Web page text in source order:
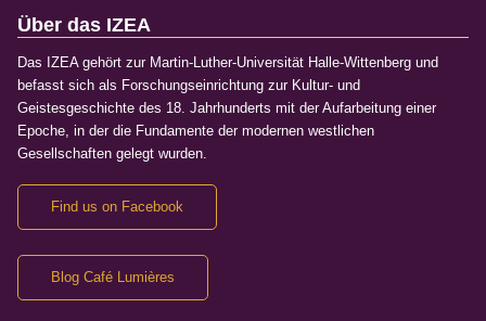
Über das IZEA
Das IZEA gehört zur Martin-Luther-Universität Halle-Wittenberg und
befasst sich als Forschungseinrichtung zur Kultur- und
Geistesgeschichte des 18. Jahrhunderts mit der Aufarbeitung einer
Epoche, in der die Fundamente der modernen westlichen
Gesellschaften gelegt wurden.
Find us on Facebook
Blog Café Lumières